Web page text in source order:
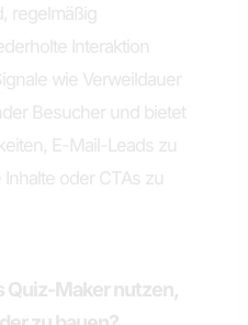
regelmäßig
Interaktion
wie Verweildauer
Besucher und bietet
E-Mail-Leads zu
oder CTAs zu
Quiz-Maker nutzen,